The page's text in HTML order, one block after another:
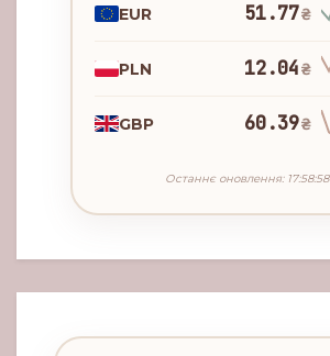
EUR 51.77₴
PLN 12.04₴
GBP 60.39₴
Останнє оновлення: 17:58:58